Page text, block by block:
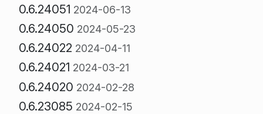
0.6.24051 2024-06-13
0.6.24050 2024-05-23
0.6.24022 2024-04-11
0.6.24021 2024-03-21
0.6.24020 2024-02-28
0.6.23085 2024-02-15